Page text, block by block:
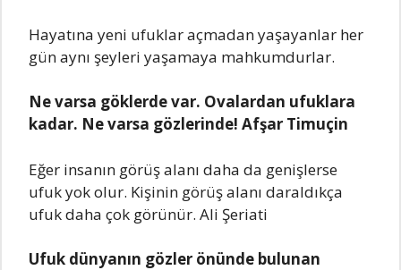
Hayatına yeni ufuklar açmadan yaşayanlar her
gün aynı şeyleri yaşamaya mahkumdurlar.
Ne varsa göklerde var. Ovalardan ufuklara
kadar. Ne varsa gözlerinde! Afşar Timuçin
Eğer insanın görüş alanı daha da genişlerse
ufuk yok olur. Kişinin görüş alanı daraldıkça
ufuk daha çok görünür. Ali Şeriati
Ufuk dünyanın gözler önünde bulunan